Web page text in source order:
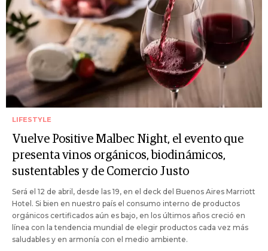
LIFESTYLE
Vuelve Positive Malbec Night, el evento que
presenta vinos orgánicos, biodinámicos,
sustentables y de Comercio Justo
Será el 12 de abril, desde las 19, en el deck del Buenos Aires Marriott
Hotel. Si bien en nuestro país el consumo interno de productos
orgánicos certificados aún es bajo, en los últimos años creció en
línea con la tendencia mundial de elegir productos cada vez más
saludables y en armonía con el medio ambiente.